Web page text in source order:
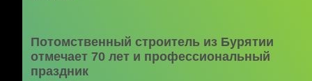
Потомственный строитель из Бурятии
отмечает 70 лет и профессиональный
праздник